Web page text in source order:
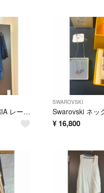
BCBGMAXAZRIA レース切り替えトップス ネイビー
SWAROVSKI
¥ 16,800